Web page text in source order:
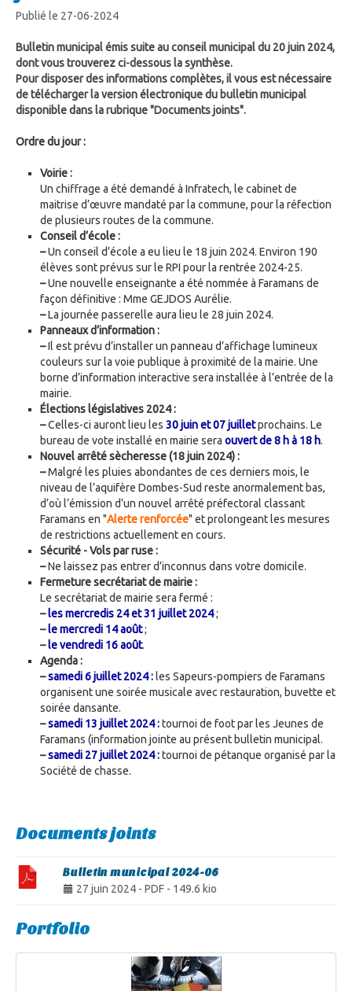
Publié le 27-06-2024
Bulletin municipal émis suite au conseil municipal du 20 juin 2024,
dont vous trouverez ci-dessous la synthèse.
Pour disposer des informations complètes, il vous est nécessaire
de télécharger la version électronique du bulletin municipal
disponible dans la rubrique "Documents joints".
Ordre du jour :
Voirie :
Un chiffrage a été demandé à Infratech, le cabinet de
maitrise d’œuvre mandaté par la commune, pour la réfection
de plusieurs routes de la commune.
Conseil d’école :
–Un conseil d’école a eu lieu le 18 juin 2024. Environ 190
élèves sont prévus sur le RPI pour la rentrée 2024-25.
–Une nouvelle enseignante a été nommée à Faramans de
façon définitive : Mme GEJDOS Aurélie.
–La journée passerelle aura lieu le 28 juin 2024.
Panneaux d’information :
–Il est prévu d’installer un panneau d’affichage lumineux
couleurs sur la voie publique à proximité de la mairie. Une
borne d’information interactive sera installée à l’entrée de la
mairie.
Élections législatives 2024 :
–Celles-ci auront lieu les 30 juin et 07 juilletprochains. Le
bureau de vote installé en mairie sera ouvert de 8 h à 18 h.
Nouvel arrêté sècheresse (18 juin 2024) :
–Malgré les pluies abondantes de ces derniers mois, le
niveau de l’aquifère Dombes-Sud reste anormalement bas,
d’où l’émission d’un nouvel arrêté préfectoral classant
Faramans en "Alerte renforcée" et prolongeant les mesures
de restrictions actuellement en cours.
Sécurité - Vols par ruse :
–Ne laissez pas entrer d’inconnus dans votre domicile.
Fermeture secrétariat de mairie :
Le secrétariat de mairie sera fermé :
–les mercredis 24 et 31 juillet 2024;
–le mercredi 14 août;
–le vendredi 16 août.
Agenda :
–samedi 6 juillet 2024 : les Sapeurs-pompiers de Faramans
organisent une soirée musicale avec restauration, buvette et
soirée dansante.
–samedi 13 juillet 2024 :tournoi de foot par les Jeunes de
Faramans (information jointe au présent bulletin municipal.
–samedi 27 juillet 2024 :tournoi de pétanque organisé par la
Société de chasse.
Documents joints
Bulletin municipal 2024-06
27 juin 2024 - PDF - 149.6 kio
Portfolio